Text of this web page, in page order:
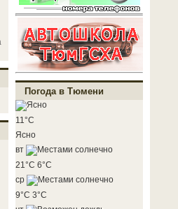
Погода в Тюмени
11°C
Ясно
вт
21°C 6°C
ср
9°C 3°C